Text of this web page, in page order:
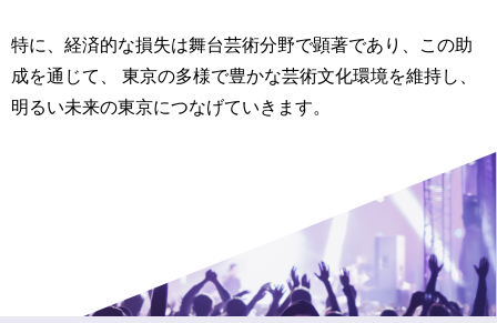
特に、経済的な損失は舞台芸術分野で顕著であり、この助
成を通じて、
東京の多様で豊かな芸術⽂化環境を維持し、
明るい未来の東京につなげていきます。